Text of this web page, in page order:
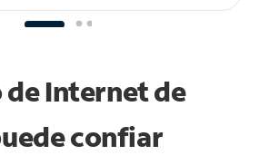
de Internet de
confiar